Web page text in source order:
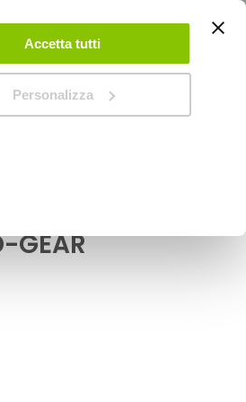
Accetta tutti
Personalizza
CREA UN ACCOUNT CONTATTACI